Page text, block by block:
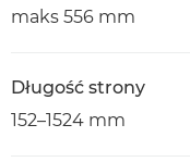
maks 556 mm
Długość strony
152–1524 mm